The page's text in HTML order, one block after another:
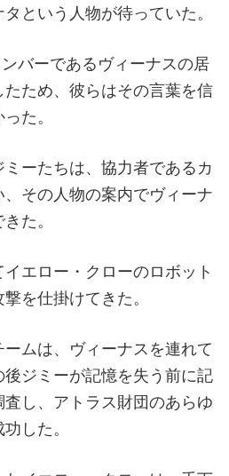
という人物が待っていた。
バーであるヴィーナスの居
ため、彼らはその言葉を信
た。
ーたちは、協力者であるカ
その人物の案内でヴィーナ
た。
エロー・クローのロボット
を仕掛けてきた。
ムは、ヴィーナスを連れて
ジミーが記憶を失う前に記
し、アトラス財団のあらゆ
した。